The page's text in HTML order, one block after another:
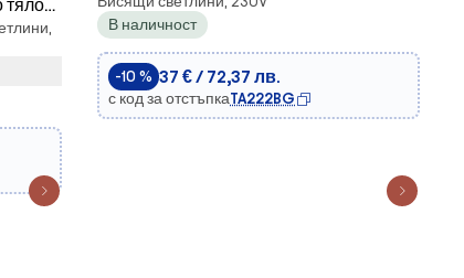
тяло
22 cm
25xE12/1W/230V 17,5 m IP65 черен
В наличност
-10 % 37 € / 72,37 лв.
с код за отстъпкаTA222BG